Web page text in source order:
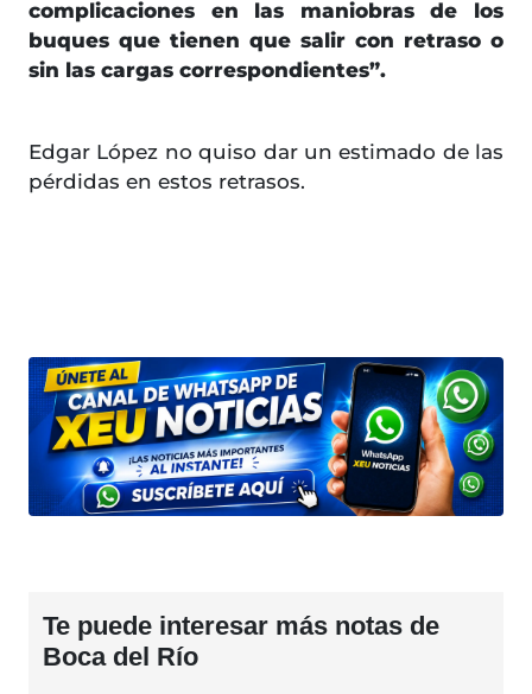
complicaciones en las maniobras de los
buques que tienen que salir con retraso o
sin las cargas correspondientes”.
Edgar López no quiso dar un estimado de las
pérdidas en estos retrasos.
Te puede interesar más notas de
Boca del Río